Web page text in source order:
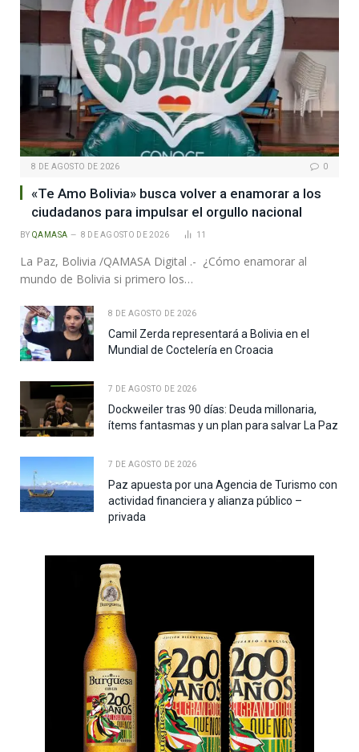
8 DE AGOSTO DE 2026 0
«Te Amo Bolivia» busca volver a enamorar a los
ciudadanos para impulsar el orgullo nacional
BY QAMASA 8 DE AGOSTO DE 2026 11
La Paz, Bolivia /QAMASA Digital .- ¿Cómo enamorar al
mundo de Bolivia si primero los…
8 DE AGOSTO DE 2026
Camil Zerda representará a Bolivia en el
Mundial de Coctelería en Croacia
7 DE AGOSTO DE 2026
Dockweiler tras 90 días: Deuda millonaria,
ítems fantasmas y un plan para salvar La Paz
7 DE AGOSTO DE 2026
Paz apuesta por una Agencia de Turismo con
actividad financiera y alianza público –
privada